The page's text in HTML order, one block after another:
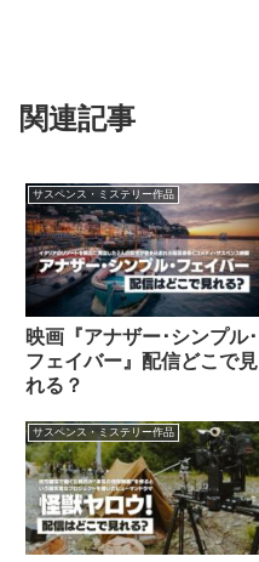
関連記事
サスペンス・ミステリー作品
映画『アナザー･シンプル･
フェイバー』配信どこで見
れる？
サスペンス・ミステリー作品